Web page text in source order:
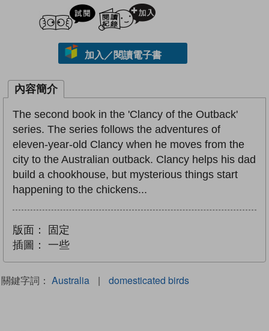
試閲
加入／閱讀電子書
內容簡介
The second book in the 'Clancy of the Outback'
series. The series follows the adventures of
eleven-year-old Clancy when he moves from the
city to the Australian outback. Clancy helps his dad
build a chookhouse, but mysterious things start
happening to the chickens...
版面：
固定
插圖：
一些
關鍵字詞： Australia | domesticated birds